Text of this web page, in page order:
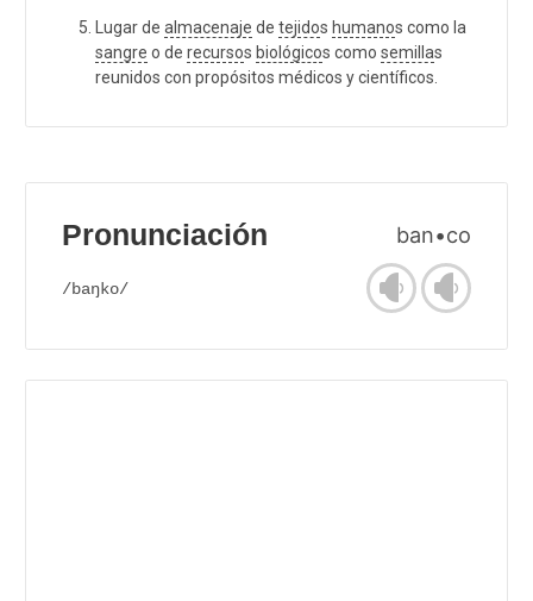
Lugar de almacenaje de tejidos humanos como la
sangre o de recursos biológicos como semillas
reunidos con propósitos médicos y científicos.
Pronunciación ban•co
/baŋko/